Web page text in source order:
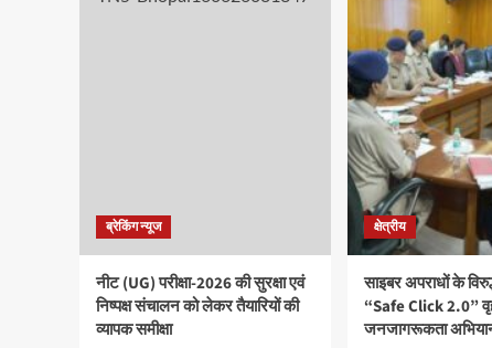
ब्रेकिंग न्यूज
नीट (UG) परीक्षा-2026 की सुरक्षा एवं
निष्पक्ष संचालन को लेकर तैयारियों की
व्यापक समीक्षा
क्षेत्रीय
साइबर अपराधों के
“Safe Click 2.0”
जनजागरूकता